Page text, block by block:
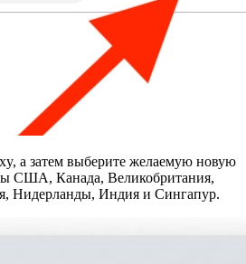
а затем выберите желаемую новую
США, Канада, Великобритания,
Нидерланды, Индия и Сингапур.